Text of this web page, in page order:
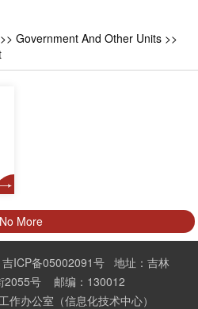
>> Government And Other Units >>
No More
ICP备05002091号 地址：吉林
2055号 邮编：130012
作办公室（信息化技术中心）